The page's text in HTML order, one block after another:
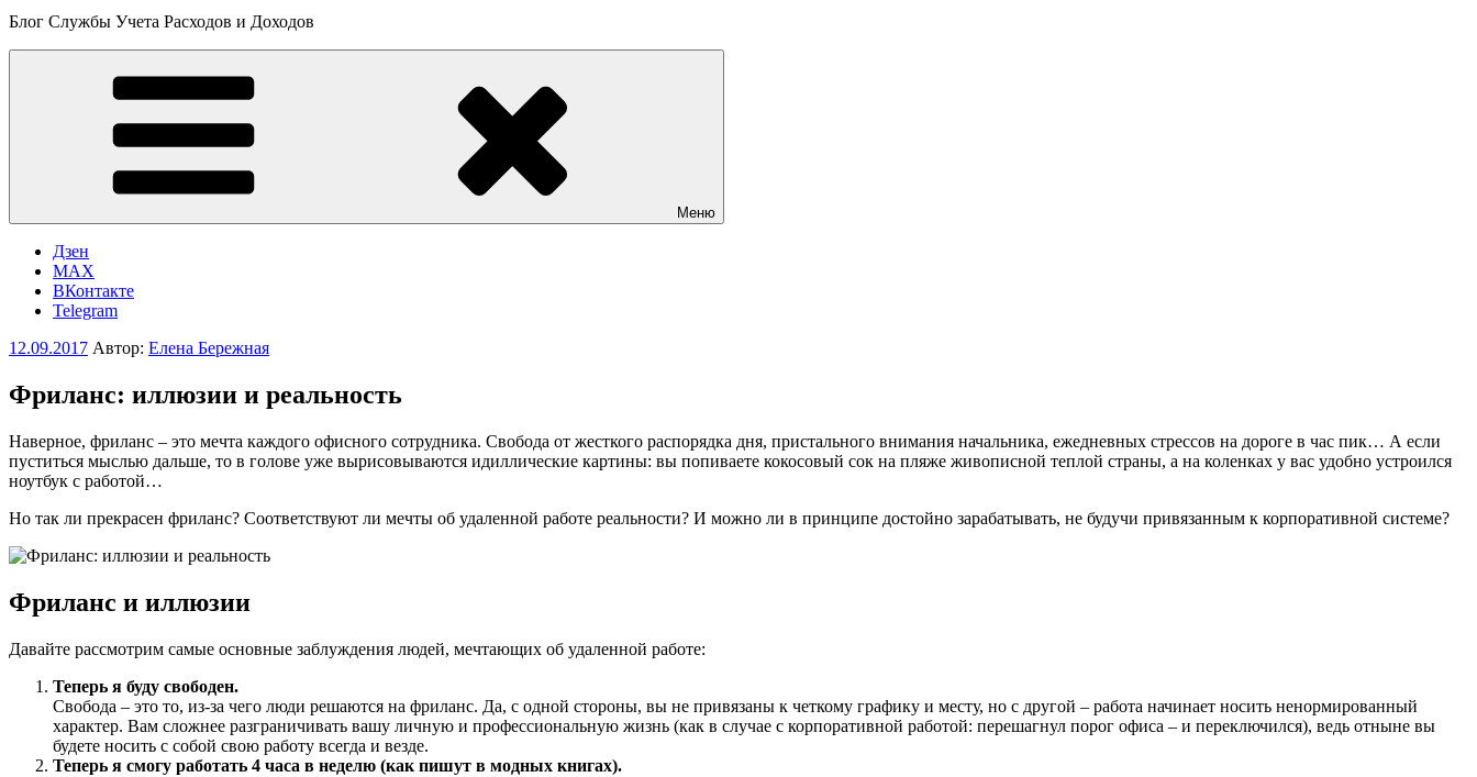
Блог Службы Учета Расходов и Доходов
Меню
Дзен
MAX
ВКонтакте
Telegram
Опубликовано
12.09.2017 Автор: Елена Бережная
Фриланс: иллюзии и реальность
Наверное, фриланс – это мечта каждого офисного сотрудника. Свобода от жесткого распорядка дня, пристального внимания начальника, ежедневных стрессов на дороге в час пик… А если
пуститься мыслью дальше, то в голове уже вырисовываются идиллические картины: вы попиваете кокосовый сок на пляже живописной теплой страны, а на коленках у вас удобно устроился
ноутбук с работой…
Но так ли прекрасен фриланс? Соответствуют ли мечты об удаленной работе реальности? И можно ли в принципе достойно зарабатывать, не будучи привязанным к корпоративной системе?
Фриланс и иллюзии
Давайте рассмотрим самые основные заблуждения людей, мечтающих об удаленной работе:
Теперь я буду свободен.
Свобода – это то, из-за чего люди решаются на фриланс. Да, с одной стороны, вы не привязаны к четкому графику и месту, но с другой – работа начинает носить ненормированный
характер. Вам сложнее разграничивать вашу личную и профессиональную жизнь (как в случае с корпоративной работой: перешагнул порог офиса – и переключился), ведь отныне вы
будете носить с собой свою работу всегда и везде.
Теперь я смогу работать 4 часа в неделю (как пишут в модных книгах).